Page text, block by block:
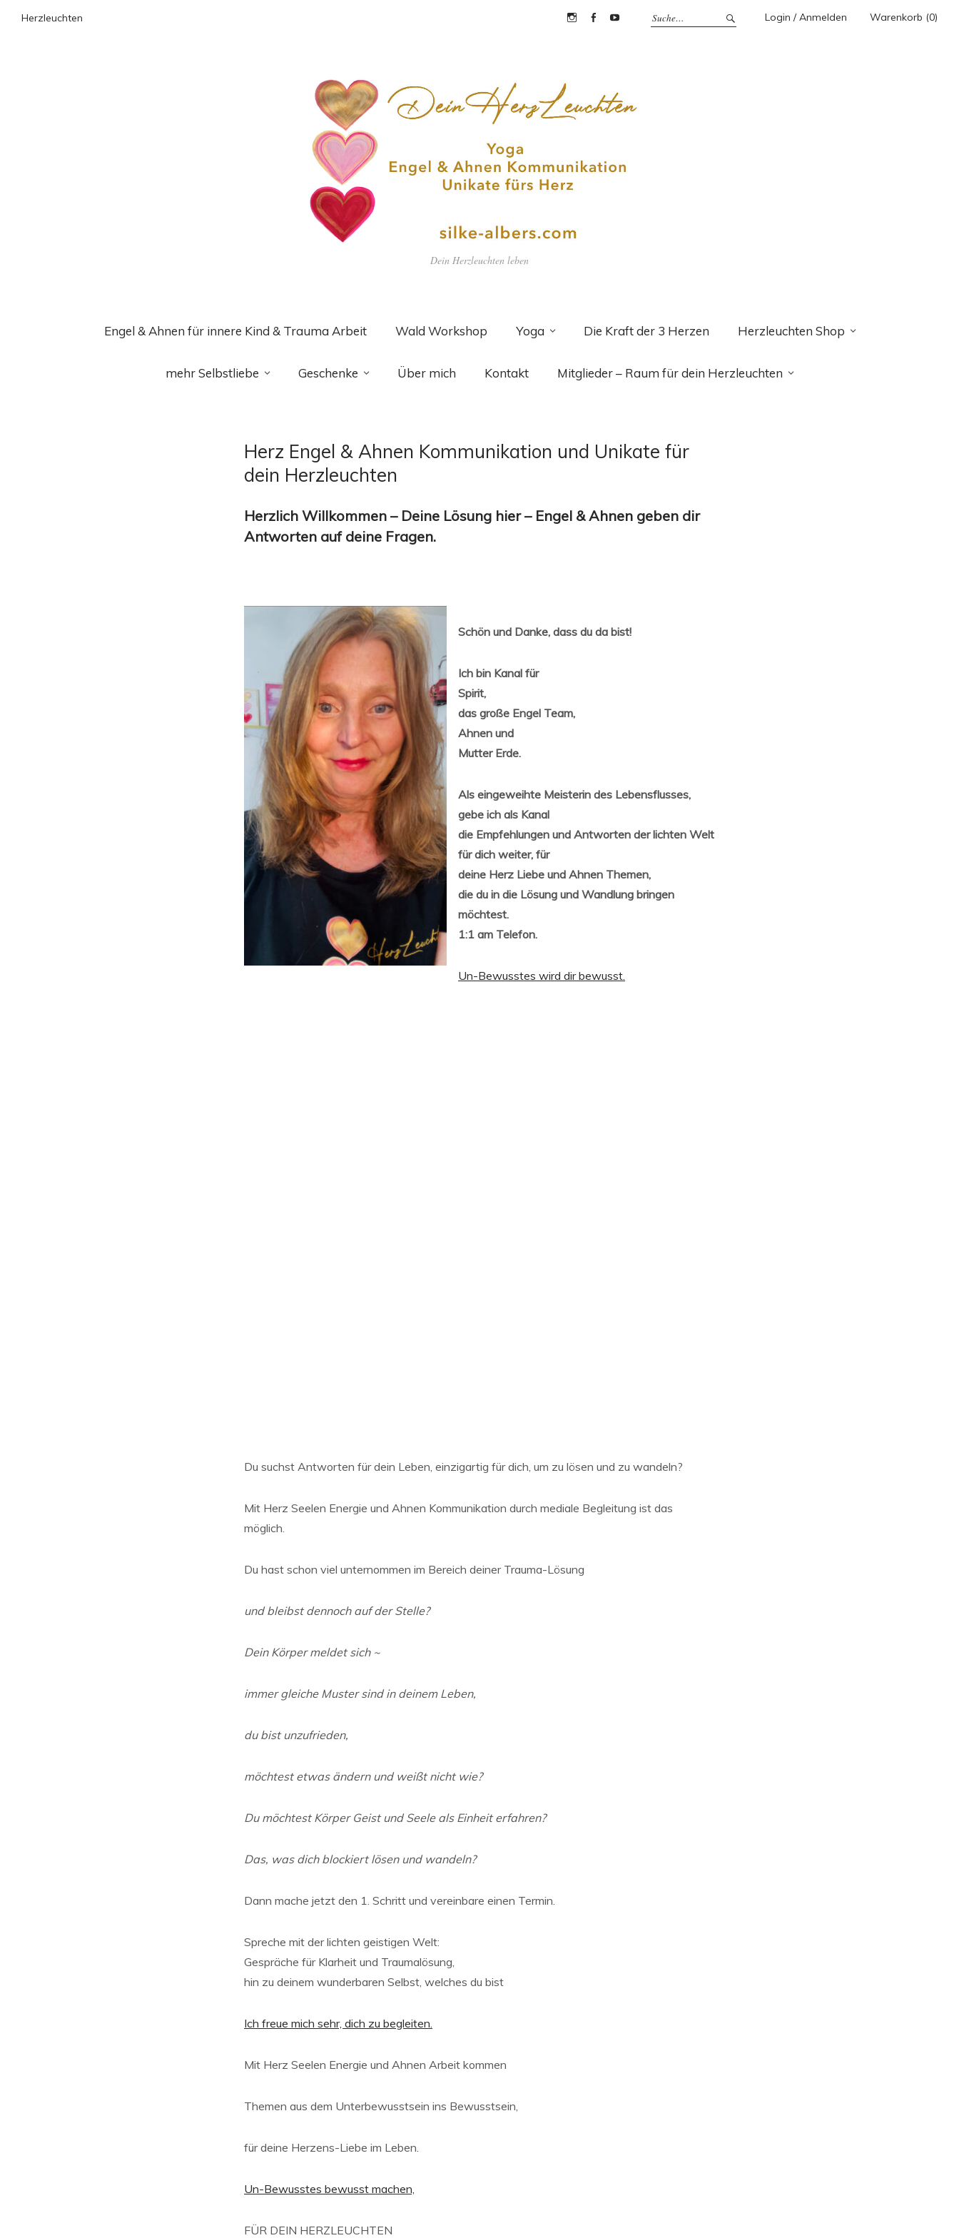
Herzleuchten
Login / Anmelden Warenkorb (0)
Dein Herzleuchten leben
Engel & Ahnen für innere Kind & Trauma Arbeit Wald Workshop Yoga Die Kraft der 3 Herzen Herzleuchten Shop
mehr Selbstliebe Geschenke Über mich Kontakt Mitglieder – Raum für dein Herzleuchten
Herz Engel & Ahnen Kommunikation und Unikate für
dein Herzleuchten
Herzlich Willkommen – Deine Lösung hier – Engel & Ahnen geben dir
Antworten auf deine Fragen.
Schön und Danke, dass du da bist!
Ich bin Kanal für
Spirit,
das große Engel Team,
Ahnen und
Mutter Erde.
Als eingeweihte Meisterin des Lebensflusses,
gebe ich als Kanal
die Empfehlungen und Antworten der lichten Welt
für dich weiter, für
deine Herz Liebe und Ahnen Themen,
die du in die Lösung und Wandlung bringen
möchtest.
1:1 am Telefon.
Un-Bewusstes wird dir bewusst.
Du suchst Antworten für dein Leben, einzigartig für dich, um zu lösen und zu wandeln?
Mit Herz Seelen Energie und Ahnen Kommunikation durch mediale Begleitung ist das
möglich.
Du hast schon viel unternommen im Bereich deiner Trauma-Lösung
und bleibst dennoch auf der Stelle?
Dein Körper meldet sich ~
immer gleiche Muster sind in deinem Leben,
du bist unzufrieden,
möchtest etwas ändern und weißt nicht wie?
Du möchtest Körper Geist und Seele als Einheit erfahren?
Das, was dich blockiert lösen und wandeln?
Dann mache jetzt den 1. Schritt und vereinbare einen Termin.
Spreche mit der lichten geistigen Welt:
Gespräche für Klarheit und Traumalösung,
hin zu deinem wunderbaren Selbst, welches du bist
Ich freue mich sehr, dich zu begleiten.
Mit Herz Seelen Energie und Ahnen Arbeit kommen
Themen aus dem Unterbewusstsein ins Bewusstsein,
für deine Herzens-Liebe im Leben.
Un-Bewusstes bewusst machen,
FÜR DEIN HERZLEUCHTEN